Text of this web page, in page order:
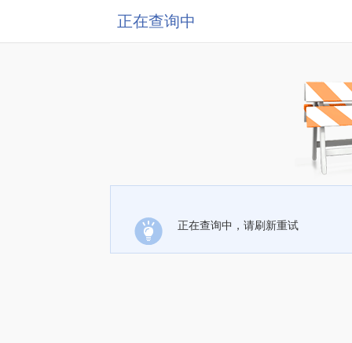
正在查询中
正在查询中，请刷新重试